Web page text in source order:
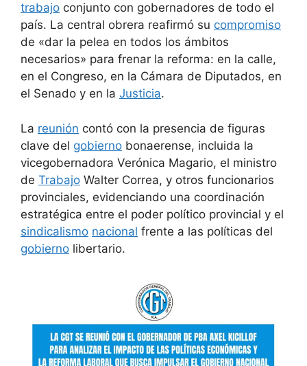
trabajo conjunto con gobernadores de todo el
país. La central obrera reafirmó su compromiso
de «dar la pelea en todos los ámbitos
necesarios» para frenar la reforma: en la calle,
en el Congreso, en la Cámara de Diputados, en
el Senado y en la Justicia.
La reunión contó con la presencia de figuras
clave del gobierno bonaerense, incluida la
vicegobernadora Verónica Magario, el ministro
de Trabajo Walter Correa, y otros funcionarios
provinciales, evidenciando una coordinación
estratégica entre el poder político provincial y el
sindicalismo nacional frente a las políticas del
gobierno libertario.